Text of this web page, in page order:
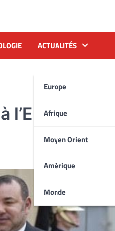
ACTUALITÉS
Europe
Afrique
Moyen Orient
Amérique
Monde
par le